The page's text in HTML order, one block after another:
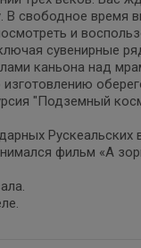
В свободное время
и
сувенирные
каньона над
"Подземный
Рускеальских
фильм «А